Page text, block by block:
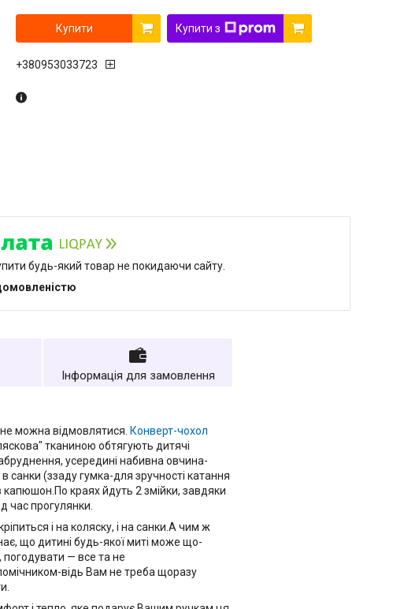
Купити Купити з
+380953033723
будь-який товар не покидаючи сайту.
Інформація для замовлення
не можна відмовлятися. Конверт-чохол
тканиною обтягують дитячі
усередині набивна овчина-
санки (ззаду гумка-для зручності катання
краях йдуть 2 змійки, завдяки
час прогулянки.
і на коляску, і на санки.А чим ж
що дитині будь-якої миті може що-
— все та не
відь Вам не треба щоразу